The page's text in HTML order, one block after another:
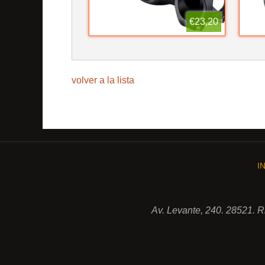
€23,20
volver a la lista
Av. Levante, 240. 28521.